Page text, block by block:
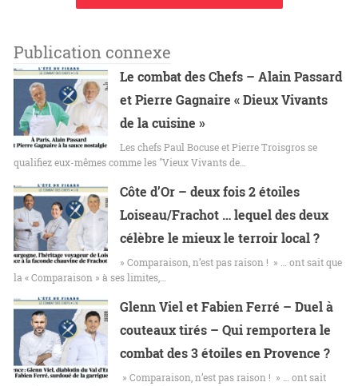
Publication connexe
Le combat des Chefs – Alain Passard
et Pierre Gagnaire « Dieux Vivants
de la cuisine »
Les chefs Paul Bocuse et Pierre Troisgros se
qualifiez eux-mêmes comme les "Vieux Vivants de…
Côte d’Or – deux fois 2 étoiles
Loiseau/Frachot … lequel des deux
célèbre le mieux le terroir local ?
» Comparaison, n’est pas raison ! » … ont sait que
la « Comparaison » à ses limites,…
Glenn Viel et Fabien Ferré – Duel à
couteaux tirés – Qui remportera le
combat des 3 étoiles en Provence ?
» Comparaison, n’est pas raison ! » … ont sait